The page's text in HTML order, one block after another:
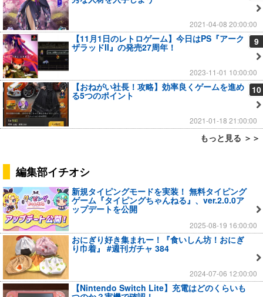
2021-04-08 20:00:00
9
【11月1日のレトロゲーム】今日はPS『アーク
ザラッドII』の発売27周年！
2023-11-01 10:00:00
10
【おねがい社長！攻略】効率良くゲームを進め
る5つのポイント
2021-01-18 21:00:00
もっと見る ＞＞
編集部イチオシ
新規タイピングモードを実装！ 無料タイピング
ゲーム『タイピングちゃんねる』、ver.2.0.0ア
ップデートを公開
2025-08-19 16:00:00
おにぎり好き集まれー！『食いしん坊！おにぎ
り巾着』 #週刊ガチャ 384
2024-07-06 12:00:00
【Nintendo Switch Lite】充電はどのくらいも